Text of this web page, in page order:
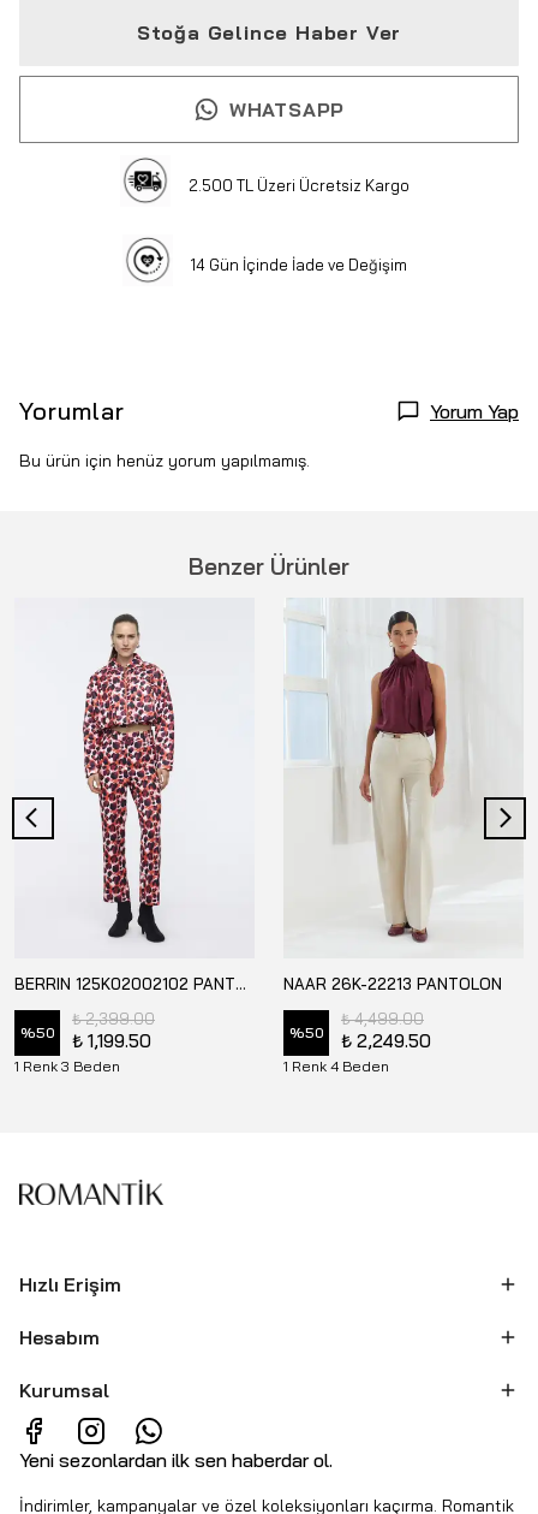
Stoğa Gelince Haber Ver
WHATSAPP
2.500 TL Üzeri Ücretsiz Kargo
14 Gün İçinde İade ve Değişim
Yorumlar Yorum Yap
Bu ürün için henüz yorum yapılmamış.
Benzer Ürünler
BERRIN 125K02002102 PANTOLON
%50
₺ 2,399.00
₺ 1,199.50
1 Renk 3 Beden
NAAR 26K-22213 PANTOLON
%50
₺ 4,499.00
₺ 2,249.50
1 Renk 4 Beden
Hızlı Erişim
Hesabım
Kurumsal
Yeni sezonlardan ilk sen haberdar ol.
İndirimler, kampanyalar ve özel koleksiyonları kaçırma. Romantik